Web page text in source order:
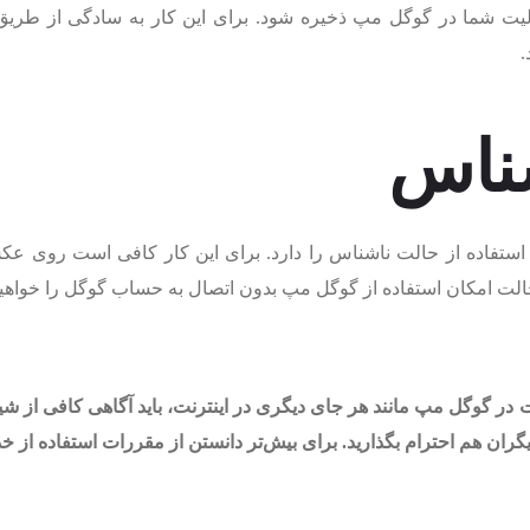
از حالت ناشناس را دارد. برای این کار کافی است روی
امکان استفاده از گوگل مپ بدون اتصال به حساب گوگل را
گوگل مپ مانند هر جای دیگری در اینترنت، باید آگاهی کافی از
هم احترام بگذارید. برای بیش‌تر دانستن از مقررات استفاده